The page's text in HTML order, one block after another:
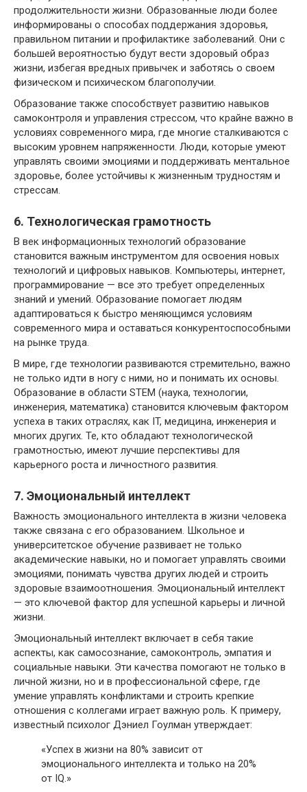
продолжительности жизни. Образованные люди более
информированы о способах поддержания здоровья,
правильном питании и профилактике заболеваний. Они с
большей вероятностью будут вести здоровый образ
жизни, избегая вредных привычек и заботясь о своем
физическом и психическом благополучии.
Образование также способствует развитию навыков
самоконтроля и управления стрессом, что крайне важно в
условиях современного мира, где многие сталкиваются с
высоким уровнем напряженности. Люди, которые умеют
управлять своими эмоциями и поддерживать ментальное
здоровье, более устойчивы к жизненным трудностям и
стрессам.
6. Технологическая грамотность
В век информационных технологий образование
становится важным инструментом для освоения новых
технологий и цифровых навыков. Компьютеры, интернет,
программирование — все это требует определенных
знаний и умений. Образование помогает людям
адаптироваться к быстро меняющимся условиям
современного мира и оставаться конкурентоспособными
на рынке труда.
В мире, где технологии развиваются стремительно, важно
не только идти в ногу с ними, но и понимать их основы.
Образование в области STEM (наука, технологии,
инженерия, математика) становится ключевым фактором
успеха в таких отраслях, как IT, медицина, инженерия и
многих других. Те, кто обладают технологической
грамотностью, имеют лучшие перспективы для
карьерного роста и личностного развития.
7. Эмоциональный интеллект
Важность эмоционального интеллекта в жизни человека
также связана с его образованием. Школьное и
университетское обучение развивает не только
академические навыки, но и помогает управлять своими
эмоциями, понимать чувства других людей и строить
здоровые взаимоотношения. Эмоциональный интеллект
— это ключевой фактор для успешной карьеры и личной
жизни.
Эмоциональный интеллект включает в себя такие
аспекты, как самосознание, самоконтроль, эмпатия и
социальные навыки. Эти качества помогают не только в
личной жизни, но и в профессиональной сфере, где
умение управлять конфликтами и строить крепкие
отношения с коллегами играет важную роль. К примеру,
известный психолог Дэниел Гоулман утверждает:
«Успех в жизни на 80% зависит от
эмоционального интеллекта и только на 20%
от IQ.»